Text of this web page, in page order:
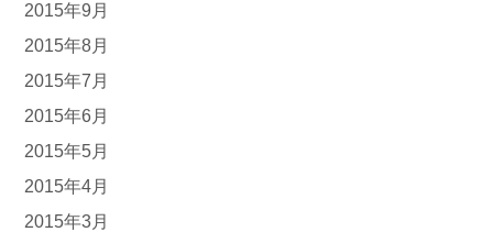
2015年9月
2015年8月
2015年7月
2015年6月
2015年5月
2015年4月
2015年3月